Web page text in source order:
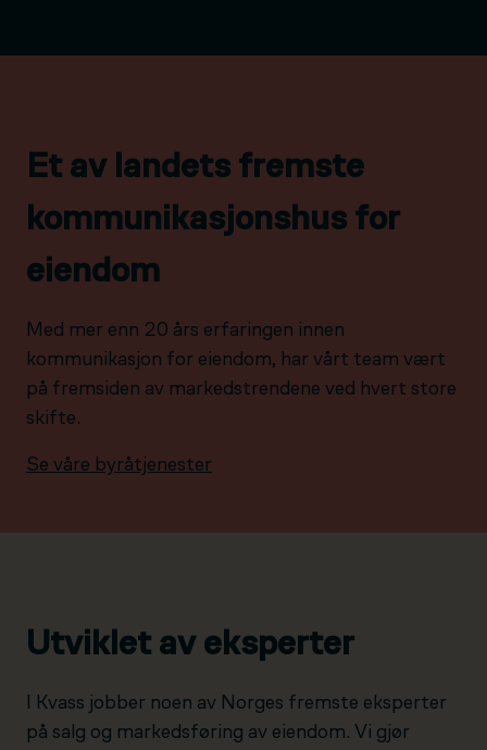
Et av landets fremste
kommunikasjonshus for
eiendom
Med mer enn 20 års erfaringen innen
kommunikasjon for eiendom, har vårt team vært
på fremsiden av markedstrendene ved hvert store
skifte.
Se våre byråtjenester
Utviklet av eksperter
I Kvass jobber noen av Norges fremste eksperter
på salg og markedsføring av eiendom. Vi gjør